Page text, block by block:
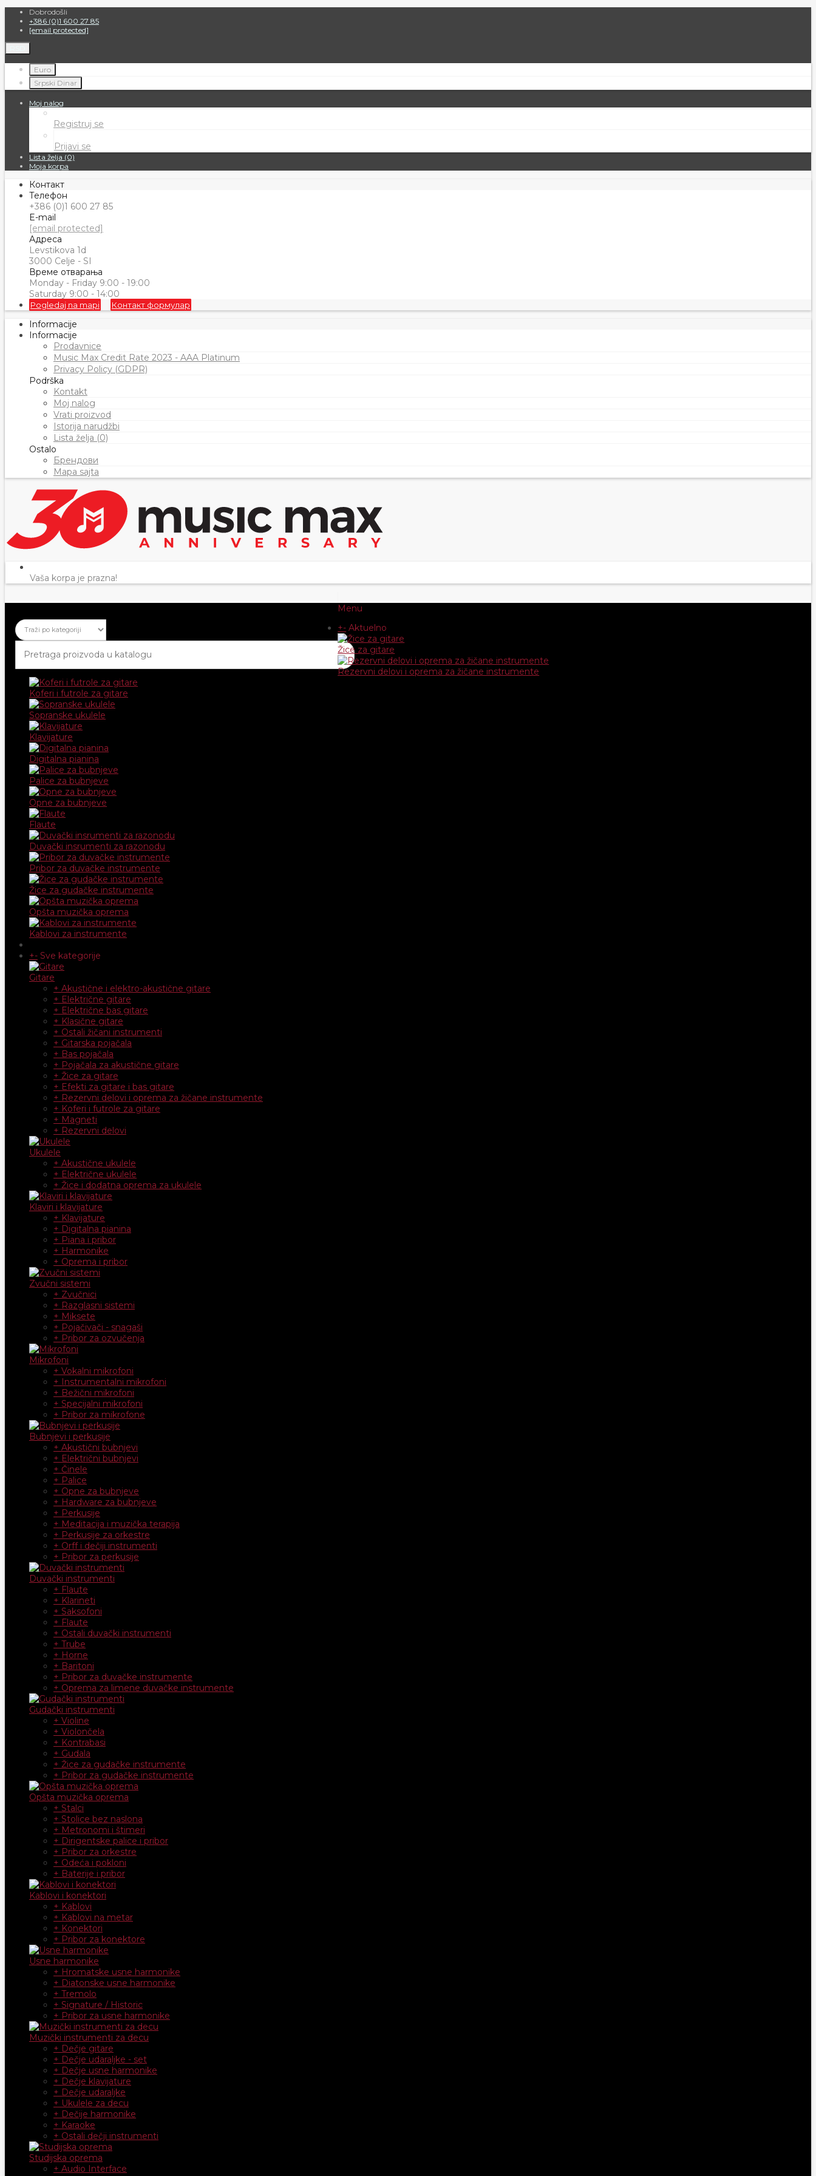
Dobrodošli
+386 (0)1 600 27 85
[email protected]
Euro
Srpski Dinar
Moj nalog
Registruj se
Prijavi se
Lista želja (0)
Moja korpa
Контакт
Телефон
+386 (0)1 600 27 85
E-mail
[email protected]
Адреса
Levstikova 1d
3000 Celje - SI
Време отварања
Monday - Friday 9:00 - 19:00
Saturday 9:00 - 14:00
Pogledaj na mapi Контакт формулар
Informacije
Informacije
Prodavnice
Music Max Credit Rate 2023 - AAA Platinum
Privacy Policy (GDPR)
Podrška
Kontakt
Moj nalog
Vrati proizvod
Istorija narudžbi
Lista želja (0)
Ostalo
Брендови
Mapa sajta
Vaša korpa je prazna!
Menu
+- Aktuelno
Žice za gitare
Rezervni delovi i oprema za žičane instrumente
Koferi i futrole za gitare
Sopranske ukulele
Klavijature
Digitalna pianina
Palice za bubnjeve
Opne za bubnjeve
Flaute
Duvački insrumenti za razonodu
Pribor za duvačke instrumente
Žice za gudačke instrumente
Opšta muzička oprema
Kablovi za instrumente
+- Sve kategorije
Gitare
+ Akustične i elektro-akustične gitare
+ Električne gitare
+ Električne bas gitare
+ Klasične gitare
+ Ostali žičani instrumenti
+ Gitarska pojačala
+ Bas pojačala
+ Pojačala za akustične gitare
+ Žice za gitare
+ Efekti za gitare i bas gitare
+ Rezervni delovi i oprema za žičane instrumente
+ Koferi i futrole za gitare
+ Magneti
+ Rezervni delovi
Ukulele
+ Akustične ukulele
+ Električne ukulele
+ Žice i dodatna oprema za ukulele
Klaviri i klavijature
+ Klavijature
+ Digitalna pianina
+ Piana i pribor
+ Harmonike
+ Oprema i pribor
Zvučni sistemi
+ Zvučnici
+ Razglasni sistemi
+ Miksete
+ Pojačivači - snagaši
+ Pribor za ozvučenja
Mikrofoni
+ Vokalni mikrofoni
+ Instrumentalni mikrofoni
+ Bežični mikrofoni
+ Specijalni mikrofoni
+ Pribor za mikrofone
Bubnjevi i perkusije
+ Akustični bubnjevi
+ Električni bubnjevi
+ Činele
+ Palice
+ Opne za bubnjeve
+ Hardware za bubnjeve
+ Perkusije
+ Meditacija i muzička terapija
+ Perkusije za orkestre
+ Orff i dečiji instrumenti
+ Pribor za perkusije
Duvački instrumenti
+ Flaute
+ Klarineti
+ Saksofoni
+ Flaute
+ Ostali duvački instrumenti
+ Trube
+ Horne
+ Baritoni
+ Pribor za duvačke instrumente
+ Oprema za limene duvačke instrumente
Gudački instrumenti
+ Violine
+ Violončela
+ Kontrabasi
+ Gudala
+ Žice za gudačke instrumente
+ Pribor za gudačke instrumente
Opšta muzička oprema
+ Stalci
+ Stolice bez naslona
+ Metronomi i štimeri
+ Dirigentske palice i pribor
+ Pribor za orkestre
+ Odeća i pokloni
+ Baterije i pribor
Kablovi i konektori
+ Kablovi
+ Kablovi na metar
+ Konektori
+ Pribor za konektore
Usne harmonike
+ Hromatske usne harmonike
+ Diatonske usne harmonike
+ Tremolo
+ Signature / Historic
+ Pribor za usne harmonike
Muzički instrumenti za decu
+ Dečje gitare
+ Dečje udaraljke - set
+ Dečje usne harmonike
+ Dečje klavijature
+ Dečje udaraljke
+ Ukulele za decu
+ Dečije harmonike
+ Karaoke
+ Ostali dečji instrumenti
Studijska oprema
+ Audio Interface